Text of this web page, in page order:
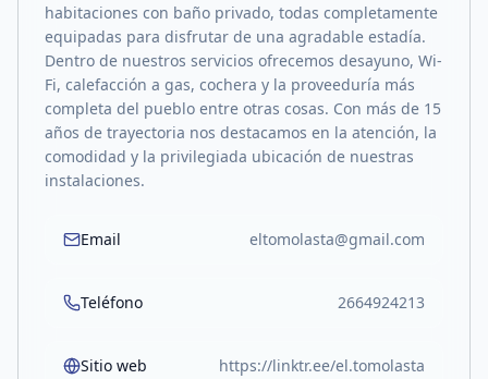
habitaciones con baño privado, todas completamente
equipadas para disfrutar de una agradable estadía.
Dentro de nuestros servicios ofrecemos desayuno, Wi-
Fi, calefacción a gas, cochera y la proveeduría más
completa del pueblo entre otras cosas. Con más de 15
años de trayectoria nos destacamos en la atención, la
comodidad y la privilegiada ubicación de nuestras
instalaciones.
Email eltomolasta@gmail.com
Teléfono 2664924213
Sitio web https://linktr.ee/el.tomolasta